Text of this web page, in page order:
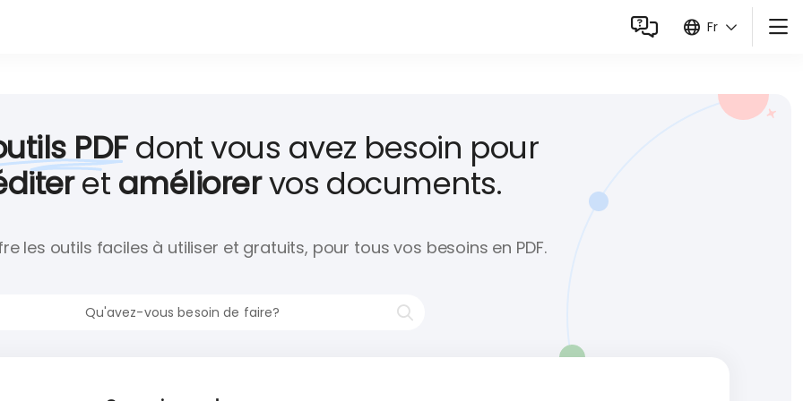
Site web vers PDF
Word vers PDF
PowerPoint vers PDF
Déverrouiller un PDF
Ajouter un filigrane
Fr
API développeurs
PDFdont vous avez besoin pour
et améliorervos documents.
les outils faciles à utiliser et gratuits, pour tous vos besoins en PDF.